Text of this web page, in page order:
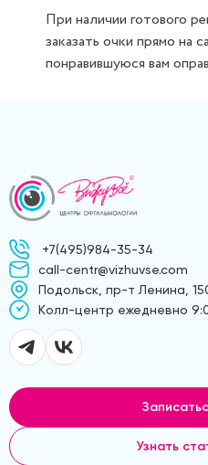
При наличии готового
заказать очки прямо на
понравившуюся вам
+7(495)984-35-34
call-centr@vizhuvse.com
Подольск, пр-т Ленина,
Kолл-центр ежедневно
Узнать